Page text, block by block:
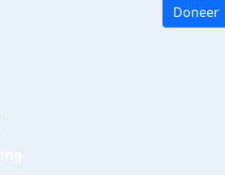
Doneer